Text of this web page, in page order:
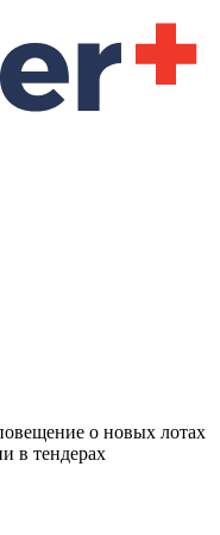
о новых лотах
в тендерах